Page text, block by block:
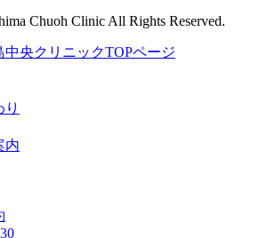
Chuoh Clinic All Rights Reserved.
中央クリニックTOPページ
内